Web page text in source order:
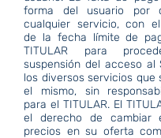
forma del usuario por
cualquier servicio, con
de la fecha límite de
TITULAR para
suspensión del acceso al
los diversos servicios que
el mismo, sin
para el TITULAR. El
el derecho de cambiar
precios en su oferta